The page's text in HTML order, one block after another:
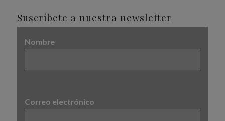
Suscríbete a nuestra newsletter
Nombre
Correo electrónico